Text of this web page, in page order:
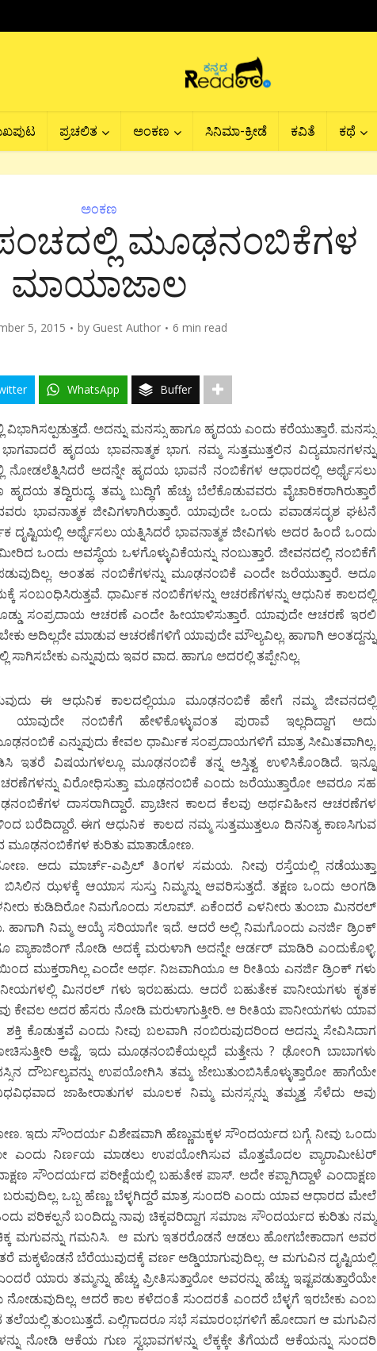
ಪ್ರಚಲಿತ ಅಂಕಣ ಸಿನಿಮಾ-ಕ್ರೀಡೆ ಕವಿತೆ ಕಥೆ
ಅಂಕಣ
ಮೂಢನಂಬಿಕೆಗಳ
ಮಾಯಾಜಾಲ
5, 2015 by Guest Author 6 min read
WhatsApp Buffer
ಅದನ್ನು ಮನಸ್ಸು ಹಾಗೂ ಹೃದಯ ಎಂದು ಕರೆಯುತ್ತಾರೆ. ಮನಸ್ಸು
ಹೃದಯ ಭಾವನಾತ್ಮಕ ಭಾಗ. ನಮ್ಮ ಸುತ್ತಮುತ್ತಲಿನ ವಿದ್ಯಮಾನಗಳನ್ನು
ನೋಡಲೆತ್ನಿಸಿದರೆ ಅದನ್ನೇ ಹೃದಯ ಭಾವನೆ ನಂಬಿಕೆಗಳ ಆಧಾರದಲ್ಲಿ ಅರ್ಥೈಸಲು
ತದ್ವಿರುದ್ಧ. ತಮ್ಮ ಬುದ್ಧಿಗೆ ಹೆಚ್ಚು ಬೆಲೆಕೊಡುವವರು ವೈಚಾರಿಕರಾಗಿರುತ್ತಾರೆ
ಭಾವನಾತ್ಮಕ ಜೀವಿಗಳಾಗಿರುತ್ತಾರೆ. ಯಾವುದೇ ಒಂದು ಪವಾಡಸದೃಶ ಘಟನೆ
ದೃಷ್ಟಿಯಲ್ಲಿ ಅರ್ಥೈಸಲು ಯತ್ನಿಸಿದರೆ ಭಾವನಾತ್ಮಕ ಜೀವಿಗಳು ಅದರ ಹಿಂದೆ ಒಂದು
ಒಂದು ಅವಸ್ಥೆಯ ಒಳಗೊಳ್ಳುವಿಕೆಯನ್ನು ನಂಬುತ್ತಾರೆ. ಜೀವನದಲ್ಲಿ ನಂಬಿಕೆಗೆ
ಅಂತಹ ನಂಬಿಕೆಗಳನ್ನು ಮೂಢನಂಬಿಕೆ ಎಂದೇ ಜರೆಯುತ್ತಾರೆ. ಅದೂ
ಸಂಬಂಧಿಸಿರುತ್ತವೆ. ಧಾರ್ಮಿಕ ನಂಬಿಕೆಗಳನ್ನು ಆಚರಣೆಗಳನ್ನು ಆಧುನಿಕ ಕಾಲದಲ್ಲಿ
ಸಂಪ್ರದಾಯ ಆಚರಣೆ ಎಂದೇ ಹೀಯಾಳಿಸುತ್ತಾರೆ. ಯಾವುದೇ ಆಚರಣೆ ಇರಲಿ
ಅದಿಲ್ಲದೇ ಮಾಡುವ ಆಚರಣೆಗಳಿಗೆ ಯಾವುದೇ ಮೌಲ್ಯವಿಲ್ಲ. ಹಾಗಾಗಿ ಅಂತದ್ದನ್ನು
ಸಾಗಿಸಬೇಕು ಎನ್ನುವುದು ಇವರ ವಾದ. ಹಾಗೂ ಅದರಲ್ಲಿ ತಪ್ಪೇನಿಲ್ಲ.
ಈ ಆಧುನಿಕ ಕಾಲದಲ್ಲಿಯೂ ಮೂಢನಂಬಿಕೆ ಹೇಗೆ ನಮ್ಮ ಜೀವನದಲ್ಲಿ
ಯಾವುದೇ ನಂಬಿಕೆಗೆ ಹೇಳಿಕೊಳ್ಳುವಂತ ಪುರಾವೆ ಇಲ್ಲದಿದ್ದಾಗ ಅದು
ಎನ್ನುವುದು ಕೇವಲ ಧಾರ್ಮಿಕ ಸಂಪ್ರದಾಯಗಳಿಗೆ ಮಾತ್ರ ಸೀಮಿತವಾಗಿಲ್ಲ.
ಇತರೆ ವಿಷಯಗಳಲ್ಲೂ ಮೂಢನಂಬಿಕೆ ತನ್ನ ಅಸ್ತಿತ್ವ ಉಳಿಸಿಕೊಂಡಿದೆ. ಇನ್ನೂ
ವಿರೋಧಿಸುತ್ತಾ ಮೂಢನಂಬಿಕೆ ಎಂದು ಜರೆಯುತ್ತಾರೋ ಅವರೂ ಸಹ
ದಾಸರಾಗಿದ್ದಾರೆ. ಪ್ರಾಚೀನ ಕಾಲದ ಕೆಲವು ಅರ್ಥವಿಹೀನ ಆಚರಣೆಗಳ
ಬರೆದಿದ್ದಾರೆ. ಈಗ ಆಧುನಿಕ ಕಾಲದ ನಮ್ಮ ಸುತ್ತಮುತ್ತಲೂ ದಿನನಿತ್ಯ ಕಾಣಸಿಗುವ
ಮೂಢನಂಬಿಕೆಗಳ ಕುರಿತು ಮಾತಾಡೋಣ.
ಅದು ಮಾರ್ಚ್-ಎಪ್ರಿಲ್ ತಿಂಗಳ ಸಮಯ. ನೀವು ರಸ್ತೆಯಲ್ಲಿ ನಡೆಯುತ್ತಾ
ಝಳಕ್ಕೆ ಆಯಾಸ ಸುಸ್ತು ನಿಮ್ಮನ್ನು ಆವರಿಸುತ್ತದೆ. ತಕ್ಷಣ ಒಂದು ಅಂಗಡಿ
ಕುಡಿದಿರೋ ನಿಮಗೊಂದು ಸಲಾಮ್. ಏಕೆಂದರೆ ಎಳನೀರು ತುಂಬಾ ಮಿನರಲ್
ಹಾಗಾಗಿ ನಿಮ್ಮ ಆಯ್ಕೆ ಸರಿಯಾಗೇ ಇದೆ. ಆದರೆ ಅಲ್ಲಿ ನಿಮಗೊಂದು ಎನರ್ಜಿ ಡ್ರಿಂಕ್
ಪ್ಯಾಕಾಜಿಂಗ್ ನೋಡಿ ಅದಕ್ಕೆ ಮರುಳಾಗಿ ಅದನ್ನೇ ಆರ್ಡರ್ ಮಾಡಿರಿ ಎಂದುಕೊಳ್ಳಿ.
ಮುಕ್ತರಾಗಿಲ್ಲ ಎಂದೇ ಅರ್ಥ. ನಿಜವಾಗಿಯೂ ಆ ರೀತಿಯ ಎನರ್ಜಿ ಡ್ರಿಂಕ್ ಗಳು
ಮಿನರಲ್ ಗಳು ಇರಬಹುದು. ಆದರೆ ಬಹುತೇಕ ಪಾನೀಯಗಳು ಕೃತಕ
ಕೇವಲ ಅದರ ಹೆಸರು ನೋಡಿ ಮರುಳಾಗುತ್ತೀರಿ. ಆ ರೀತಿಯ ಪಾನೀಯಗಳು ಯಾವ
ಕೊಡುತ್ತವೆ ಎಂದು ನೀವು ಬಲವಾಗಿ ನಂಬಿರುವುದರಿಂದ ಅದನ್ನು ಸೇವಿಸಿದಾಗ
ಅಷ್ಟೆ. ಇದು ಮೂಢನಂಬಿಕೆಯಲ್ಲದೆ ಮತ್ತೇನು ? ಢೋಂಗಿ ಬಾಬಾಗಳು
ದೌರ್ಬಲ್ಯವನ್ನು ಉಪಯೋಗಿಸಿ ತಮ್ಮ ಜೇಬುತುಂಬಿಸಿಕೊಳ್ಳುತ್ತಾರೋ ಹಾಗೆಯೇ
ಜಾಹೀರಾತುಗಳ ಮೂಲಕ ನಿಮ್ಮ ಮನಸ್ಸನ್ನು ತಮ್ಮತ್ತ ಸೆಳೆದು ಅವು
ಇದು ಸೌಂದರ್ಯ ವಿಶೇಷವಾಗಿ ಹೆಣ್ಣುಮಕ್ಕಳ ಸೌಂದರ್ಯದ ಬಗ್ಗೆ. ನೀವು ಒಂದು
ಎಂದು ನಿರ್ಣಯ ಮಾಡಲು ಉಪಯೋಗಿಸುವ ಮೊತ್ತಮೊದಲ ಪ್ಯಾರಾಮೀಟರ್
ಸೌಂದರ್ಯದ ಪರೀಕ್ಷೆಯಲ್ಲಿ ಬಹುತೇಕ ಪಾಸ್. ಅದೇ ಕಪ್ಪಾಗಿದ್ದಾಳೆ ಎಂದಾಕ್ಷಣ
ಬರುವುದಿಲ್ಲ. ಒಬ್ಬ ಹೆಣ್ಣು ಬೆಳ್ಳಗಿದ್ದರೆ ಮಾತ್ರ ಸುಂದರಿ ಎಂದು ಯಾವ ಆಧಾರದ ಮೇಲೆ
ಪರಿಕಲ್ಪನೆ ಬಂದಿದ್ದು ನಾವು ಚಿಕ್ಕವರಿದ್ದಾಗ ಸಮಾಜ ಸೌಂದರ್ಯದ ಕುರಿತು ನಮ್ಮ
ಮಗುವನ್ನು ಗಮನಿಸಿ. ಆ ಮಗು ಇತರರೊಡನೆ ಆಡಲು ಹೋಗಬೇಕಾದಾಗ ಅವರ
ಮಕ್ಕಳೊಡನೆ ಬೆರೆಯುವುದಕ್ಕೆ ವರ್ಣ ಅಡ್ಡಿಯಾಗುವುದಿಲ್ಲ. ಆ ಮಗುವಿನ ದೃಷ್ಟಿಯಲ್ಲಿ
ಯಾರು ತಮ್ಮನ್ನು ಹೆಚ್ಚು ಪ್ರೀತಿಸುತ್ತಾರೋ ಅವರನ್ನು ಹೆಚ್ಚು ಇಷ್ಟಪಡುತ್ತಾರೆಯೇ
ನೋಡುವುದಿಲ್ಲ. ಆದರೆ ಕಾಲ ಕಳೆದಂತೆ ಸುಂದರತೆ ಎಂದರೆ ಬೆಳ್ಳಗೆ ಇರಬೇಕು ಎಂಬ
ತುಂಬುತ್ತದೆ. ಎಲ್ಲಿಗಾದರೂ ಸಭೆ ಸಮಾರಂಭಗಳಿಗೆ ಹೋದಾಗ ಆ ಮಗುವಿನ
ನೋಡಿ ಆಕೆಯ ಗುಣ ಸ್ವಭಾವಗಳನ್ನು ಲೆಕ್ಕಕ್ಕೇ ತೆಗೆಯದೆ ಆಕೆಯನ್ನು ಸುಂದರಿ